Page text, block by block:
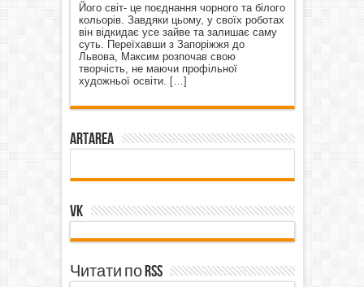
Його світ- це поєднання чорного та білого
кольорів. Завдяки цьому, у своїх роботах
він відкидає усе зайве та залишає саму
суть. Переїхавши з Запоріжжя до
Львова, Максим розпочав свою
творчість, не маючи профільної
художньої освіти. […]
ArtArea
VK
Читати по RSS